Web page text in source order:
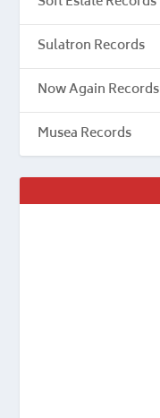
Sulatron Records
Now Again Records
Musea Records